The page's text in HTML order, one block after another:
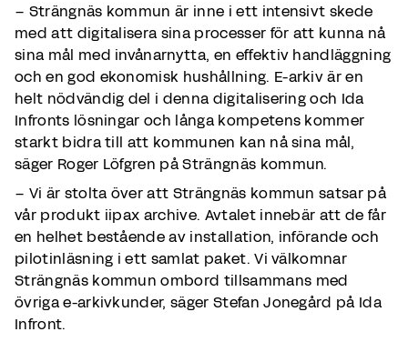
– Strängnäs kommun är inne i ett intensivt skede
med att digitalisera sina processer för att kunna nå
sina mål med invånarnytta, en effektiv handläggning
och en god ekonomisk hushållning. E-arkiv är en
helt nödvändig del i denna digitalisering och Ida
Infronts lösningar och långa kompetens kommer
starkt bidra till att kommunen kan nå sina mål,
säger Roger Löfgren på Strängnäs kommun.
– Vi är stolta över att Strängnäs kommun satsar på
vår produkt iipax archive. Avtalet innebär att de får
en helhet bestående av installation, införande och
pilotinläsning i ett samlat paket. Vi välkomnar
Strängnäs kommun ombord tillsammans med
övriga e-arkivkunder, säger Stefan Jonegård på Ida
Infront.